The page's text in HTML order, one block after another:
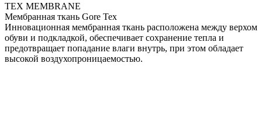
TEX MEMBRANE
Мембранная ткань Gore Tex
Инновационная мембранная ткань расположена между верхом
обуви и подкладкой, обеспечивает сохранение тепла и
предотвращает попадание влаги внутрь, при этом обладает
высокой воздухопроницаемостью.